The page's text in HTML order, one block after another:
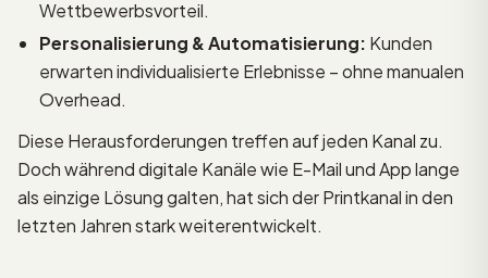
Wettbewerbsvorteil.
Personalisierung & Automatisierung: Kunden
erwarten individualisierte Erlebnisse – ohne manualen
Overhead.
Diese Herausforderungen treffen auf jeden Kanal zu.
Doch während digitale Kanäle wie E-Mail und App lange
als einzige Lösung galten, hat sich der Printkanal in den
letzten Jahren stark weiterentwickelt.